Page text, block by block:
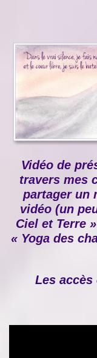
Vidéo de
travers mes
partager un
vidéo (un
Ciel et Terre
« Yoga des
Les